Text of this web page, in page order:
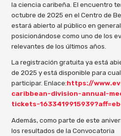
la ciencia caribeña. El encuentro
octubre de 2025 en el Centro de
estará abierto al público en
posicionándose como uno de los
relevantes de los últimos años.
La registración gratuita ya está
de 2025 y está disponible para
participar. Enlace:https://
caribbean-division-annual-
tickets-
Además, como parte de este
los resultados de la Convocatoria